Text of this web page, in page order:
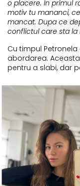
o placere. In primul
motiv tu mananci,
mancat. Dupa ce
conflictul care sta la
Cu timpul
abordarea.
pentru a slabi, dar